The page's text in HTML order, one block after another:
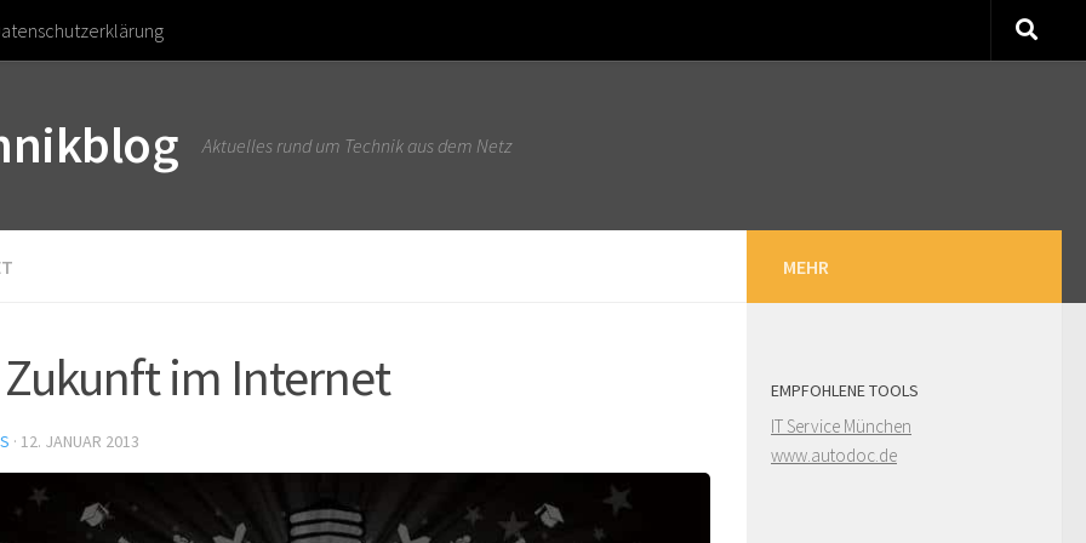
Aktuelles rund um Technik aus dem Netz
Zukunft im Internet
· 12. JANUAR 2013
MEHR
EMPFOHLENE TOOLS
IT Service München
www.autodoc.de